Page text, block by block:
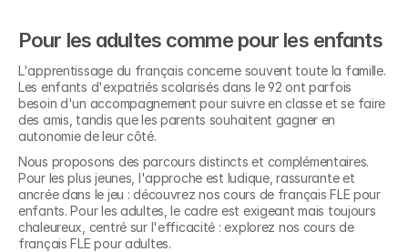
Pour les adultes comme pour les enfants
L'apprentissage du français concerne souvent toute la famille.
Les enfants d'expatriés scolarisés dans le 92 ont parfois
besoin d'un accompagnement pour suivre en classe et se faire
des amis, tandis que les parents souhaitent gagner en
autonomie de leur côté.
Nous proposons des parcours distincts et complémentaires.
Pour les plus jeunes, l'approche est ludique, rassurante et
ancrée dans le jeu : découvrez nos cours de français FLE pour
enfants. Pour les adultes, le cadre est exigeant mais toujours
chaleureux, centré sur l'efficacité : explorez nos cours de
français FLE pour adultes.